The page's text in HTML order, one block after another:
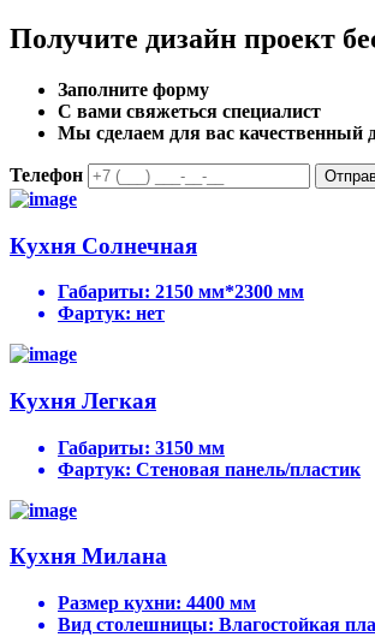
Получите дизайн проект
Заполните форму
С вами свяжеться специалист
Мы сделаем для вас качественный
Телефон
Кухня Солнечная
Габариты: 2150 мм*2300 мм
Фартук: нет
Кухня Легкая
Габариты: 3150 мм
Фартук: Стеновая панель/пластик
Кухня Милана
Размер кухни: 4400 мм
Вид столешницы: Влагостойкая